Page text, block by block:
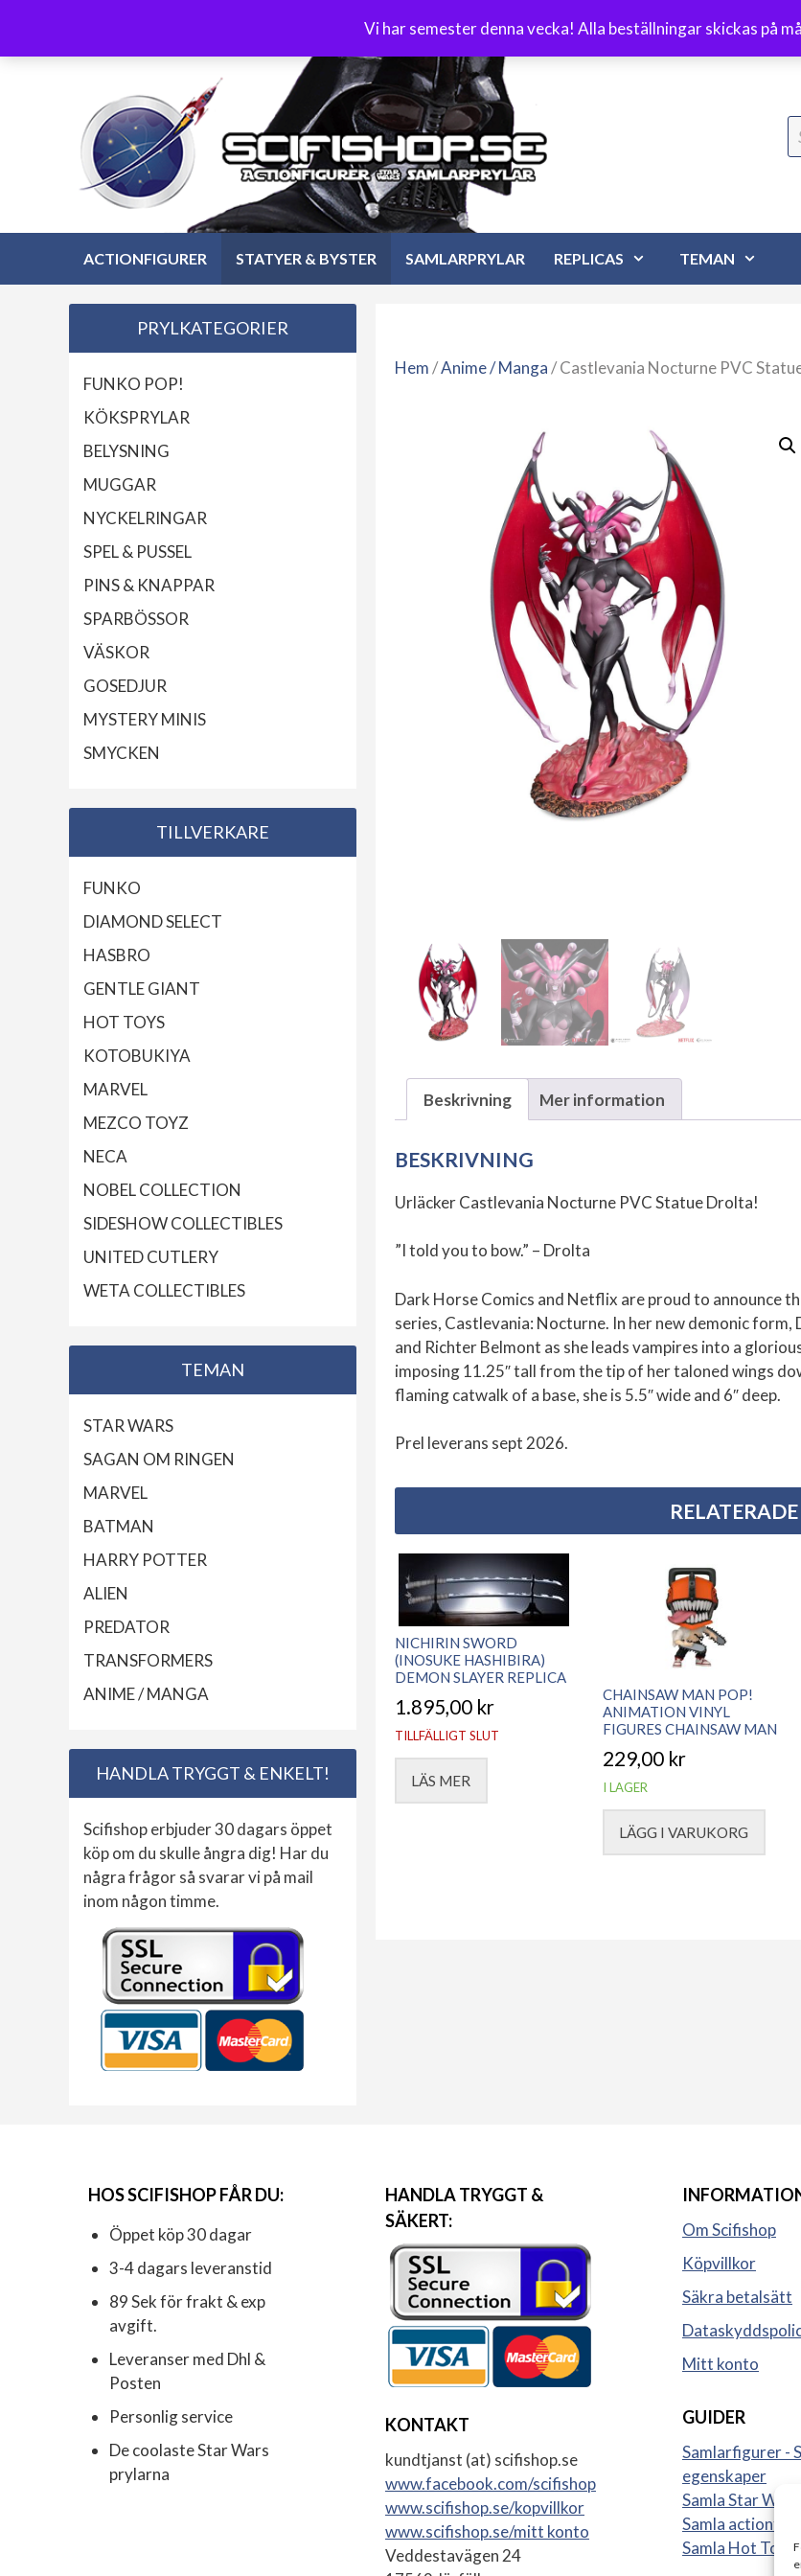
Vi har semester denna vecka! Alla beställningar skickas på
innehåll
Öppet köp 30 dagar Frakt 89 kr
for:
ACTIONFIGURER STATYER & BYSTER SAMLARPRYLAR REPLICAS TEMAN
Hem/Anime / Manga/ Castlevania Nocturne PVC
Beskrivning Mer information
BESKRIVNING
Urläcker Castlevania Nocturne PVC Statue Drolta!
”I told you to bow.” – Drolta
Dark Horse Comics and Netflix are proud to announce
series, Castlevania: Nocturne. In her new demonic
and Richter Belmont as she leads vampires into a
imposing 11.25″ tall from the tip of her taloned wings
flaming catwalk of a base, she is 5.5″ wide and 6″ deep.
Prel leverans sept 2026.
NICHIRIN SWORD
(INOSUKE HASHIBIRA)
DEMON SLAYER REPLICA
1.895,00 kr
TILLFÄLLIGT SLUT
LÄS MER
CHAINSAW MAN POP!
ANIMATION VINYL
FIGURES CHAINSAW MAN
229,00 kr
I LAGER
LÄGG I VARUKORG
PRYLKATEGORIER
FUNKO POP!
KÖKSPRYLAR
BELYSNING
MUGGAR
NYCKELRINGAR
SPEL & PUSSEL
PINS & KNAPPAR
SPARBÖSSOR
VÄSKOR
GOSEDJUR
MYSTERY MINIS
SMYCKEN
TILLVERKARE
FUNKO
DIAMOND SELECT
HASBRO
GENTLE GIANT
HOT TOYS
KOTOBUKIYA
MARVEL
MEZCO TOYZ
NECA
NOBEL COLLECTION
SIDESHOW COLLECTIBLES
UNITED CUTLERY
WETA COLLECTIBLES
TEMAN
STAR WARS
SAGAN OM RINGEN
MARVEL
BATMAN
HARRY POTTER
ALIEN
PREDATOR
TRANSFORMERS
ANIME / MANGA
HANDLA TRYGGT & ENKELT!
Scifishop erbjuder 30 dagars öppet
köp om du skulle ångra dig! Har du
några frågor så svarar vi på mail
inom någon timme.
HOS SCIFISHOP FÅR DU:
Öppet köp 30 dagar
3-4 dagars leveranstid
89 Sek för frakt & exp
avgift.
Leveranser med Dhl &
Posten
Personlig service
De coolaste Star Wars
prylarna
HANDLA TRYGGT &
SÄKERT:
KONTAKT
kundtjanst (at) scifishop.se
www.facebook.com/scifishop
www.scifishop.se/kopvillkor
www.scifishop.se/mitt konto
Veddestavägen 24
Om Scifishop
Köpvillkor
Säkra betalsätt
Mitt konto
GUIDER
Samlarfigurer -
egenskaper
Samla Star Wars
Samla
Samla Hot Toys